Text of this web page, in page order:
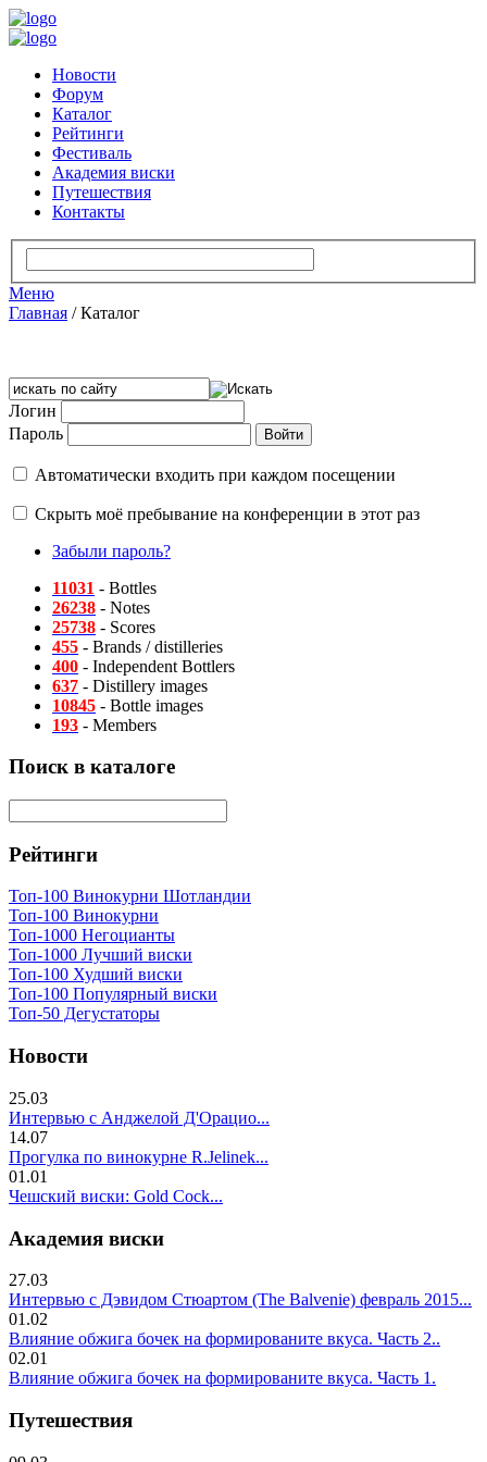
Новости
Форум
Каталог
Рейтинги
Фестиваль
Академия виски
Путешествия
Контакты
Меню
Главная /Каталог
Логин
Пароль
Автоматически входить при каждом посещении
Скрыть моё пребывание на конференции в этот раз
Забыли пароль?
11031 - Bottles
26238 - Notes
25738 - Scores
455 - Brands / distilleries
400 - Independent Bottlers
637 - Distillery images
10845 - Bottle images
193 - Members
Поиск в каталоге
Рейтинги
Топ-100 Винокурни Шотландии
Топ-100 Винокурни
Топ-1000 Негоцианты
Топ-1000 Лучший виски
Топ-100 Худший виски
Топ-100 Популярный виски
Топ-50 Дегустаторы
Новости
25.03
Интервью с Анджелой Д'Орацио...
14.07
Прогулка по винокурне R.Jelinek...
01.01
Чешский виски: Gold Cock...
Академия виски
27.03
Интервью с Дэвидом Стюартом (The Balvenie) февраль 2015...
01.02
Влияние обжига бочек на формированите вкуса. Часть 2..
02.01
Влияние обжига бочек на формированите вкуса. Часть 1.
Путешествия